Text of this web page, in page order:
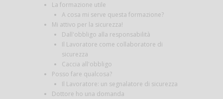
La formazione utile
A cosa mi serve questa formazione?
Mi attivo per la sicurezza!
Dall'obbligo alla responsabilità
Il Lavoratore come collaboratore di
sicurezza
Caccia all'obbligo
Posso fare qualcosa?
Il Lavoratore: un segnalatore di sicurezza
Dottore ho una domanda